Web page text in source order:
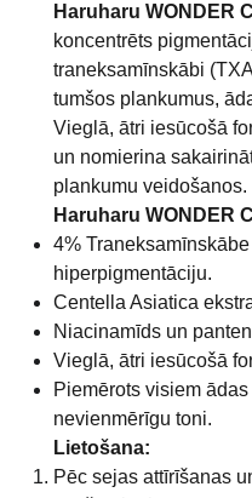
Haruharu WONDER
koncentrēts
traneksamīnskābi
tumšos plankumus,
Vieglā, ātri iesūcošā
un nomierina
plankumu veidošanos.
Haruharu WONDER
4%
hiperpigmentāciju.
Centella Asiatica
Niacinamīds un
Vieglā, ātri iesūcošā
Piemērots visiem
nevienmērīgu toni.
Lietošana:
Pēc sejas attīrīšanas